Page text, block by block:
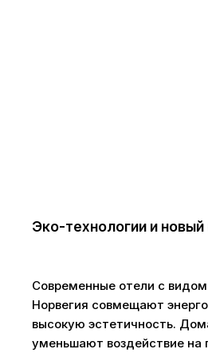
Эко-технологии и
Современные отели с
Норвегия совмещают
высокую эстетичность.
уменьшают воздействие на